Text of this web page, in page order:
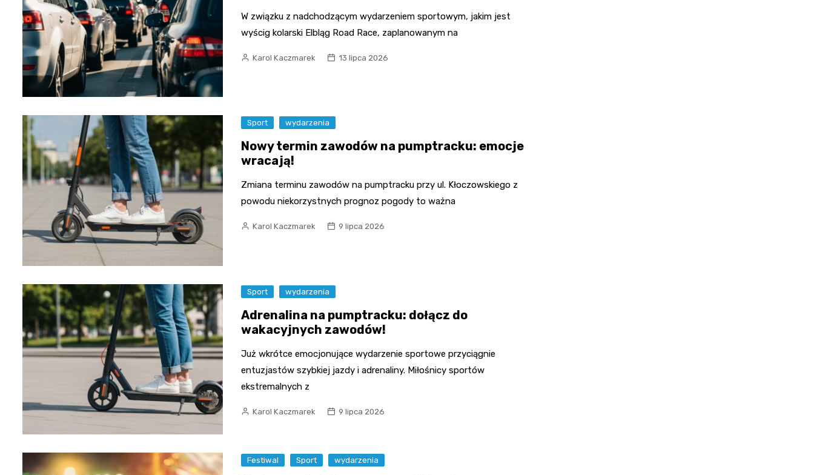
W związku z nadchodzącym wydarzeniem sportowym, jakim jest
wyścig kolarski Elbląg Road Race, zaplanowanym na
Karol Kaczmarek 13 lipca 2026
Sport wydarzenia
Nowy termin zawodów na pumptracku: emocje
wracają!
Zmiana terminu zawodów na pumptracku przy ul. Kłoczowskiego z
powodu niekorzystnych prognoz pogody to ważna
Karol Kaczmarek 9 lipca 2026
Sport wydarzenia
Adrenalina na pumptracku: dołącz do
wakacyjnych zawodów!
Już wkrótce emocjonujące wydarzenie sportowe przyciągnie
entuzjastów szybkiej jazdy i adrenaliny. Miłośnicy sportów
ekstremalnych z
Karol Kaczmarek 9 lipca 2026
Festiwal Sport wydarzenia